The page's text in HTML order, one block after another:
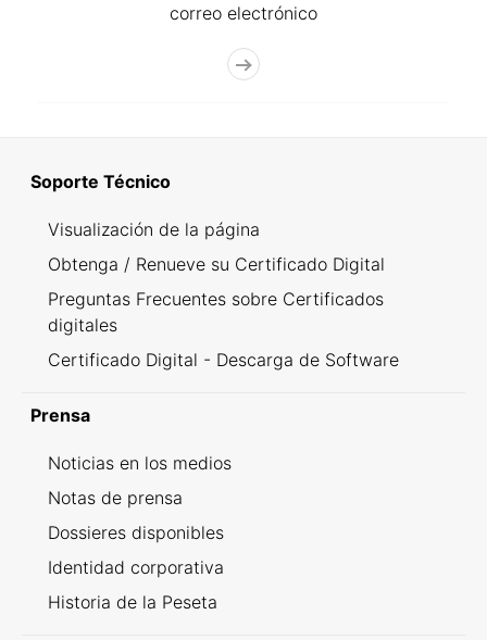
correo electrónico
Soporte Técnico
Visualización de la página
Obtenga / Renueve su Certificado Digital
Preguntas Frecuentes sobre Certificados
digitales
Certificado Digital - Descarga de Software
Prensa
Noticias en los medios
Notas de prensa
Dossieres disponibles
Identidad corporativa
Historia de la Peseta